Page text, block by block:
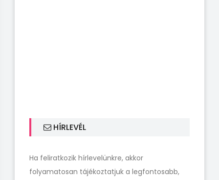
HÍRLEVÉL
Ha feliratkozik hírlevelünkre, akkor
folyamatosan tájékoztatjuk a legfontosabb,